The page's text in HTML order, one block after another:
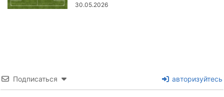
30.05.2026
Подписаться авторизуйтесь